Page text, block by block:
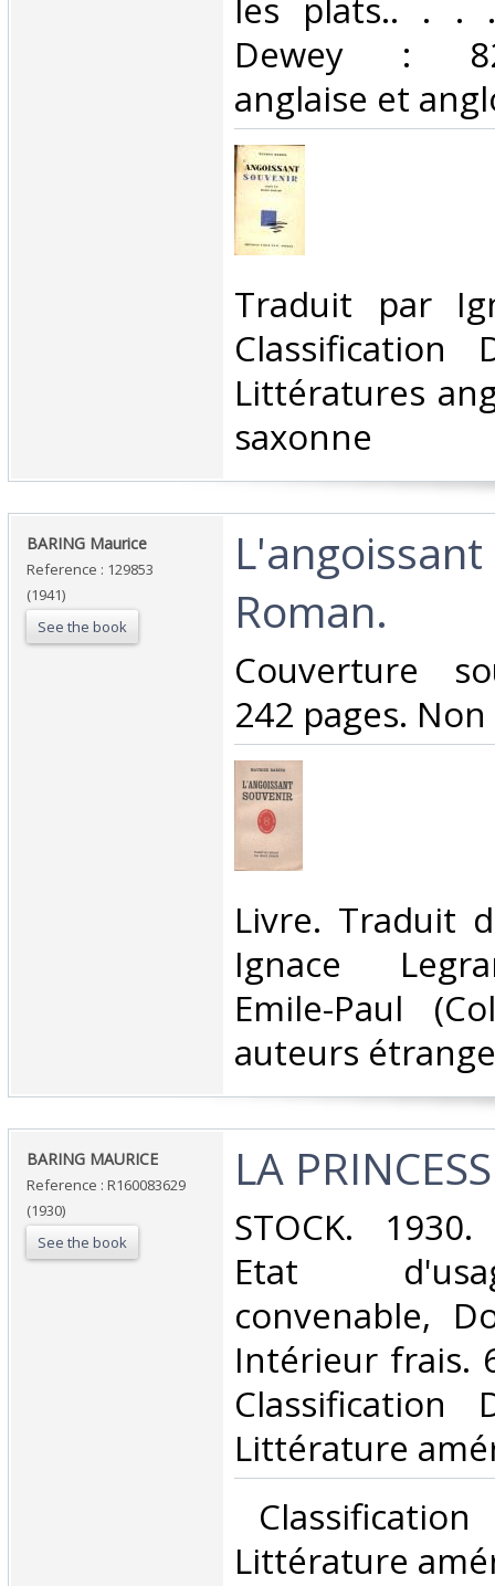
les plats.. . .
Dewey :
anglaise et
‎Traduit par
Classification
Littératures
saxonne‎
‎BARING Maurice ‎
Reference : 129853
(1941)
See the book
Roman.‎
‎Couverture
242 pages.
‎Livre. Traduit
Ignace
Emile-Paul
auteurs
‎BARING MAURICE‎
Reference : R160083629
(1930)
See the book
‎LA
‎STOCK.
Etat
convenable,
Intérieur frais.
Classification
Littérature
Littérature